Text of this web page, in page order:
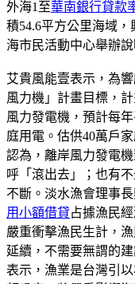
外海1至華南銀行貸款
積54.6平方公里海域
海市民活動中心舉辦說
艾貴風能壹表示，為
風力機」計畫目標，
風力發電機，預計每
庭用電。估供40萬戶
認為，離岸風力發電
呼「滾出去」；也有
不斷。淡水漁會理事
用小額借貸占據漁民
嚴重衝擊漁民生計，
延續，不需要無謂的
表示，漁業是台灣引